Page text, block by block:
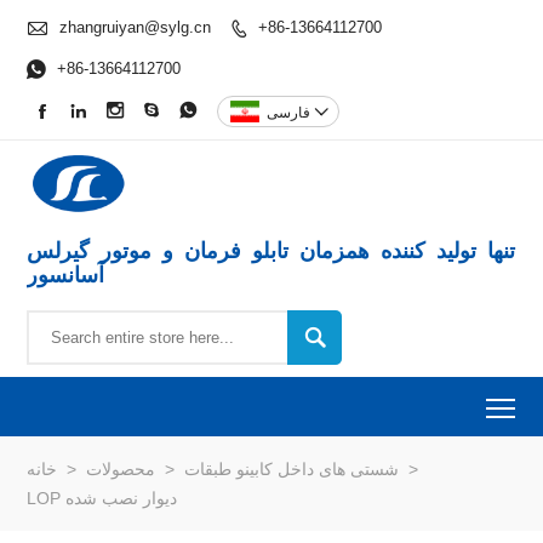
 zhangruiyan@sylg.cn  +86-13664112700
 +86-13664112700
     فارسی 
تنها تولید کننده همزمان تابلو فرمان و موتور گیرلس
آسانسور

خانه > محصولات > شستی های داخل کابینو طبقات >
LOP دیوار نصب شده